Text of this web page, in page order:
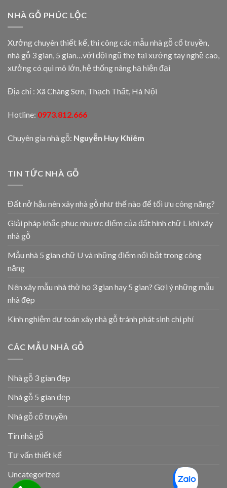
NHÀ GỖ PHÚC LỘC
Xưởng chuyên thiết kế, thi công các mẫu nhà gỗ cổ truyền,
nhà gỗ 3 gian, 5 gian…với đội ngũ thợ tại xưởng tay nghề cao,
xưởng có qui mô lớn, hệ thống nâng hạ hiện đại
Địa chỉ : Xã Chàng Sơn, Thạch Thất, Hà Nội
Hotline: 0973.812.666
Chuyên gia nhà gỗ: Nguyễn Huy Khiêm
TIN TỨC NHÀ GỖ
Đất nở hậu nên xây nhà gỗ như thế nào để tối ưu công năng?
Giải pháp khắc phục nhược điểm của đất hình chữ L khi xây
nhà gỗ
Mẫu nhà 5 gian chữ U và những điểm nổi bật trong công
năng
Nên xây mẫu nhà thờ họ 3 gian hay 5 gian? Gợi ý những mẫu
nhà đẹp
Kinh nghiệm dự toán xây nhà gỗ tránh phát sinh chi phí
CÁC MẪU NHÀ GỖ
Nhà gỗ 3 gian đẹp
Nhà gỗ 5 gian đẹp
Nhà gỗ cổ truyền
Tin nhà gỗ
Tư vấn thiết kế
Uncategorized